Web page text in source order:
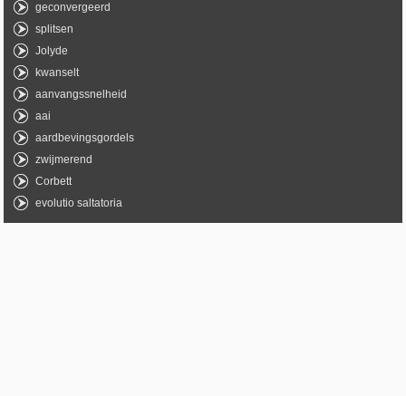
geconvergeerd
splitsen
Jolyde
kwanselt
aanvangssnelheid
aai
aardbevingsgordels
zwijmerend
Corbett
evolutio saltatoria